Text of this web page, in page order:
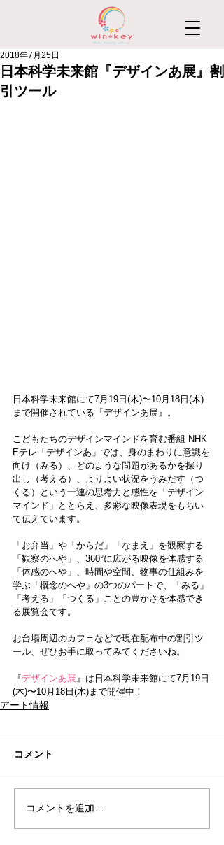
日本科学未来館『デザインあ展』割
引ツール
2018年7月25日
日本科学未来館にて7月19日(木)〜10月18日(木)
まで開催されている『デザインあ展』。
こどもたちのデザインマインドを育む番組 NHK
Eテレ「デザインあ」では、身のまわりに意識を
向け（みる）、どのような問題があるかを探り
出し（考える）、よりよい状況をうみだす（つ
くる）という一連の思考力と感性を「デザイン
マインド」ととらえ、多彩な映像表現をもちい
て伝えています。
「お弁当」や「からだ」「なまえ」を観察する
「観察のへや」、360°に広がる映像を体感する
「体感のへや」、時間や空間、物事の仕組みを
学ぶ「概念のへや」の3つのパートで、「みる」
「考える」「つくる」ことの豊かさを体感でき
る展覧会です。
お台場周辺のカフェなどで現在配布中の割引ツ
ール、ぜひお手に取ってみてくださいね。
『デザインあ展 』は日本科学未来館にて7月19日
(木)〜10月18日(木)まで開催中！
アート情報
コメント
コメントを追加…